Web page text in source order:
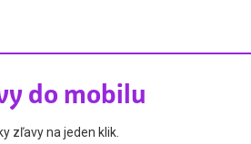
do mobilu
zľavy na jeden klik.